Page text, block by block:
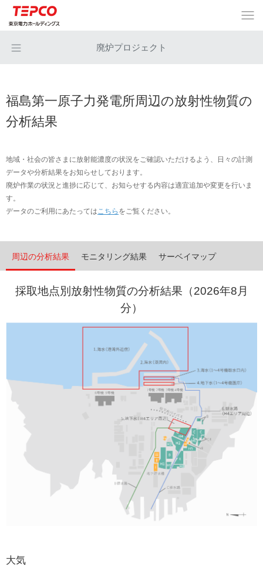
廃炉プロジェクト
福島第一原子力発電所周辺の放射性物質の
分析結果
地域・社会の皆さまに放射能濃度の状況をご確認いただけるよう、日々の計測
データや分析結果をお知らせしております。
廃炉作業の状況と進捗に応じて、お知らせする内容は適宜追加や変更を行いま
す。
データのご利用にあたってはこちら をご覧ください。
周辺の分析結果 モニタリング結果 サーベイマップ
採取地点別放射性物質の分析結果（2026年8月
分）
大気